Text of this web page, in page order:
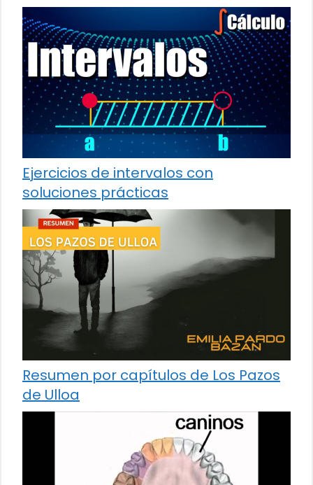
Ejercicios de intervalos con
soluciones prácticas
Resumen por capítulos de Los Pazos
de Ulloa